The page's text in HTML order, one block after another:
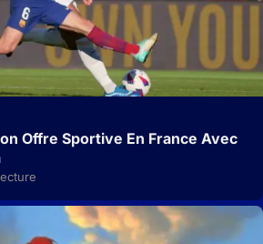
Offre Sportive En France Avec